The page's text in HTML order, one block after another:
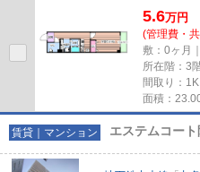
5.6万円
(管理費・
敷：0ヶ月
所在階：3
間取り：1K
面積：
賃貸｜マンション エステムコー